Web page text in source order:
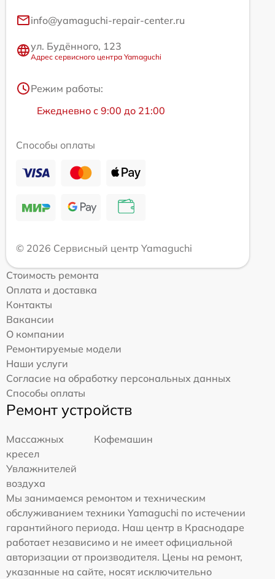
info@yamaguchi-repair-center.ru
ул. Будённого, 123
Адрес сервисного центра Yamaguchi
Режим работы:
Ежедневно с 9:00 до 21:00
Способы оплаты
© 2026 Сервисный центр Yamaguchi
Стоимость ремонта
Оплата и доставка
Контакты
Вакансии
О компании
Ремонтируемые модели
Наши услуги
Согласие на обработку персональных данных
Способы оплаты
Ремонт устройств
Массажных
кресел
Кофемашин
Увлажнителей
воздуха
Мы занимаемся ремонтом и техническим
обслуживанием техники Yamaguchi по истечении
гарантийного периода. Наш центр в Краснодаре
работает независимо и не имеет официальной
авторизации от производителя. Цены на ремонт,
указанные на сайте, носят исключительно